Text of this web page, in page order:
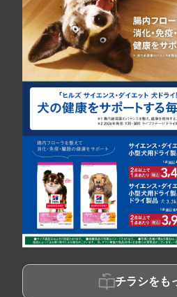
チラシをも